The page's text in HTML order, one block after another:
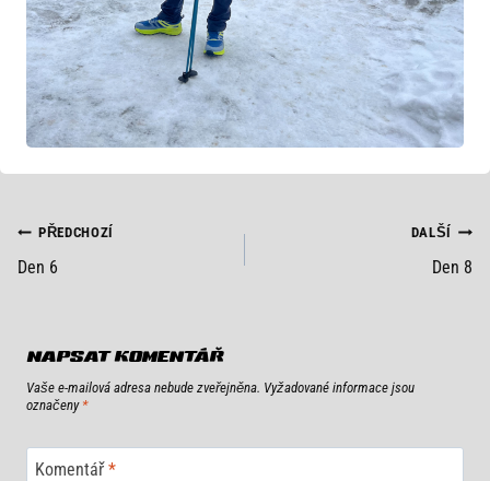
NAVIGACE
PRO
PŘEDCHOZÍ
Den 6
DALŠÍ
Den 8
NAPSAT KOMENTÁŘ
Vaše e-mailová adresa nebude zveřejněna. Vyžadované informace jsou
označeny *
Komentář*